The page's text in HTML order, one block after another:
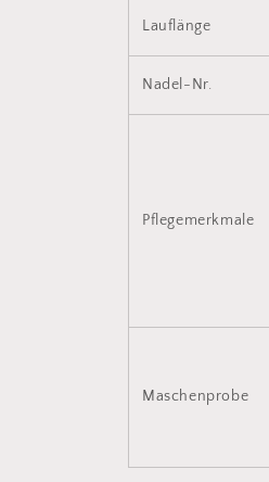
Lauflänge
Nadel-Nr.
Pflegemerkmale
Maschenprobe